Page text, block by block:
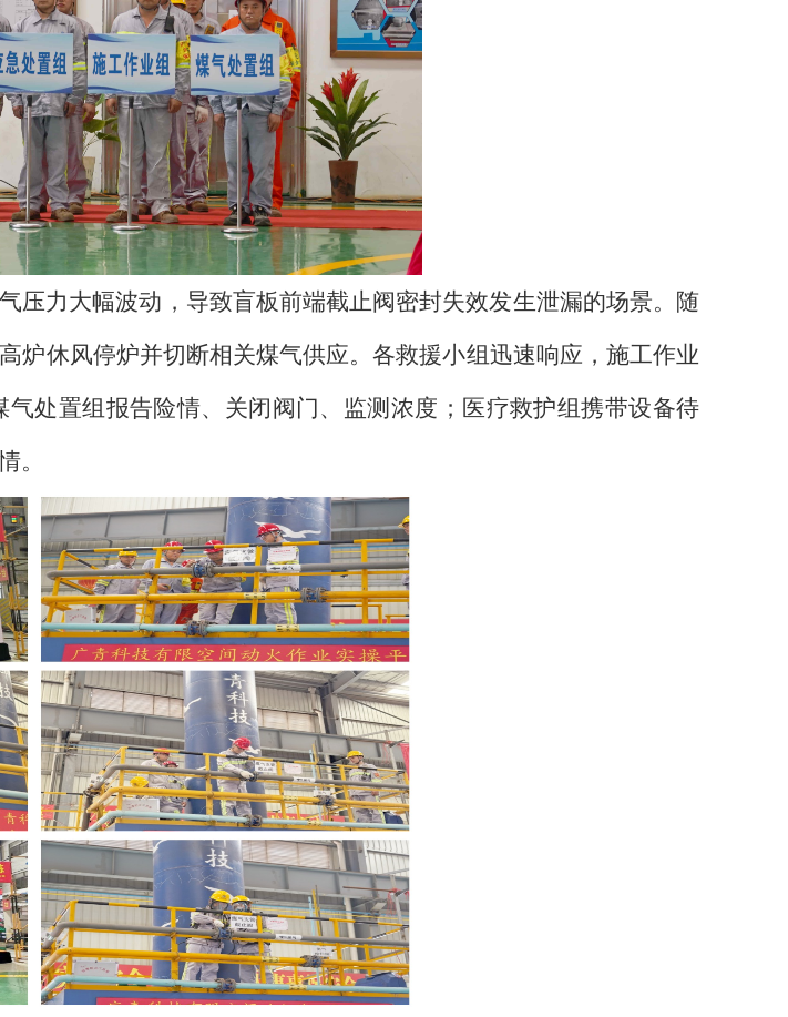
力大幅波动，导致盲板前端截止阀密封失效发生泄漏的场景。随
炉休风停炉并切断相关煤气供应。各救援小组迅速响应，施工作业
处置组报告险情、关闭阀门、监测浓度；医疗救护组携带设备待
。